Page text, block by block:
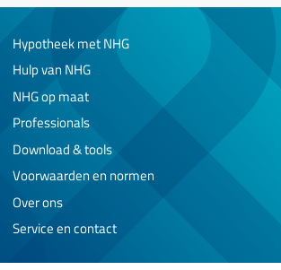
Hypotheek met NHG
Hulp van NHG
NHG op maat
Professionals
Download & tools
Voorwaarden en normen
Over ons
Service en contact